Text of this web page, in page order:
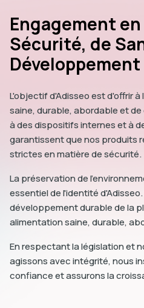
Engagement
Sécurité, de
L'objectif d'Adisseo est d'offrir
saine, durable, abordable et
à des dispositifs internes et à
garantissent que nos produits
strictes en matière de sécurité.
La préservation de
essentiel de l'identité
développement durable de la
alimentation saine, durable,
En respectant la législation et
agissons avec intégrité, nous
confiance et assurons la